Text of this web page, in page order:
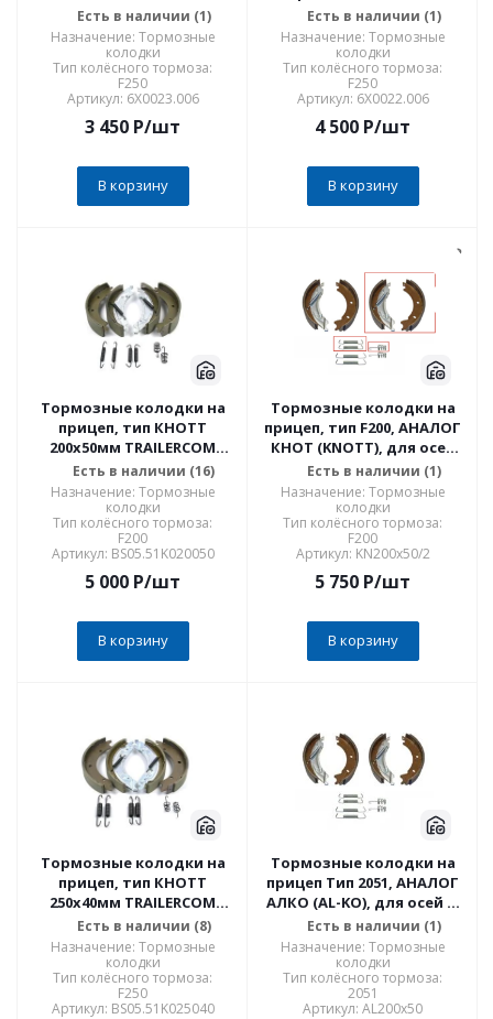
(арт.25772.03) KNOTT
ОРИГИНАЛ
Есть в наличии (1)
Назначение: Тормозные
колодки
Тип колёсного тормоза:
F250
Артикул: 6X0023.006
3 450 P/шт
В корзину
(арт.25689.03Е) KNOTT
ОРИГИНАЛ
Есть в наличии (1)
Назначение: Тормозные
колодки
Тип колёсного тормоза:
F250
Артикул: 6X0022.006
4 500 P/шт
В корзину
Тормозные колодки на
прицеп, тип КНОТТ
200x50мм TRAILERCOM
01061 Standart SET,
комплект на одну ось
Есть в наличии (16)
Назначение: Тормозные
колодки
Тип колёсного тормоза:
F200
Артикул: BS05.51K020050
5 000 P/шт
В корзину
Тормозные колодки на
прицеп, тип F200, АНАЛОГ
КНОТ (KNOTT), для осей
г/п 1300 кг и 1500 кг,
комплект на один
барабан
Есть в наличии (1)
Назначение: Тормозные
колодки
Тип колёсного тормоза:
F200
Артикул: KN200х50/2
5 750 P/шт
В корзину
Тормозные колодки на
прицеп, тип КНОТТ
250x40мм TRAILERCOM
01062 Standart SET,
комплект на одну ось
Есть в наличии (8)
Назначение: Тормозные
колодки
Тип колёсного тормоза:
F250
Артикул: BS05.51K025040
Тормозные колодки на
прицеп Тип 2051, АНАЛОГ
АЛКО (AL-KO), для осей г/
п 1300 кг и 1500 кг, тип
2051, комплект на одну
ось
Есть в наличии (1)
Назначение: Тормозные
колодки
Тип колёсного тормоза:
2051
Артикул: AL200х50